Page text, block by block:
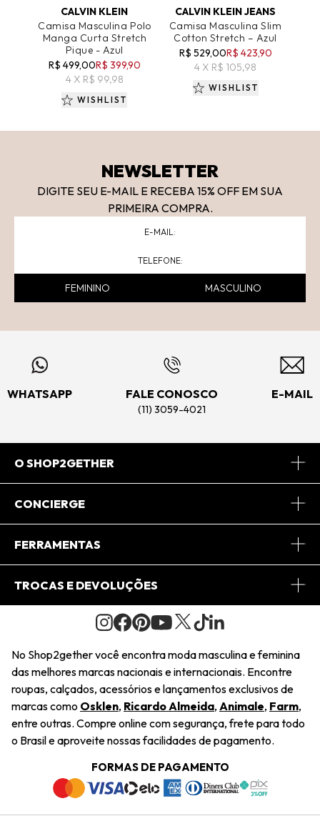
CALVIN KLEIN
Camisa Masculina Polo
Manga Curta Stretch
Pique - Azul
R$ 499,00R$ 399,90
4 X R$ 99,98
WISHLIST
CALVIN KLEIN JEANS
Camisa Masculina Slim
Cotton Stretch – Azul
R$ 529,00R$ 423,90
4 X R$ 105,98
WISHLIST
NEWSLETTER
DIGITE SEU E-MAIL E RECEBA 15% OFF EM SUA
PRIMEIRA COMPRA.
FEMININO MASCULINO
WHATSAPP FALE CONOSCO
(11) 3059-4021
E-MAIL
O SHOP2GETHER
Sobre Nós
Journal
Saiu na Mídia
Sustentabilidade
Navegando
Termos e Condições
Trabalhe Conosco
CONCIERGE
Central de Relacionamento
Regulamento e Promoções
FERRAMENTAS
Minha Conta
Pedido de Presente
Wishlist
TROCAS E DEVOLUÇÕES
Condições Gerais
Troca Fácil
Restituição de Pagamento
Dúvidas Frequentes
Termos e Condições
Política de Privacidade
No Shop2gether você encontra moda masculina e feminina
das melhores marcas nacionais e internacionais. Encontre
roupas, calçados, acessórios e lançamentos exclusivos de
marcas como Osklen, Ricardo Almeida, Animale, Farm,
entre outras. Compre online com segurança, frete para todo
o Brasil e aproveite nossas facilidades de pagamento.
FORMAS DE PAGAMENTO